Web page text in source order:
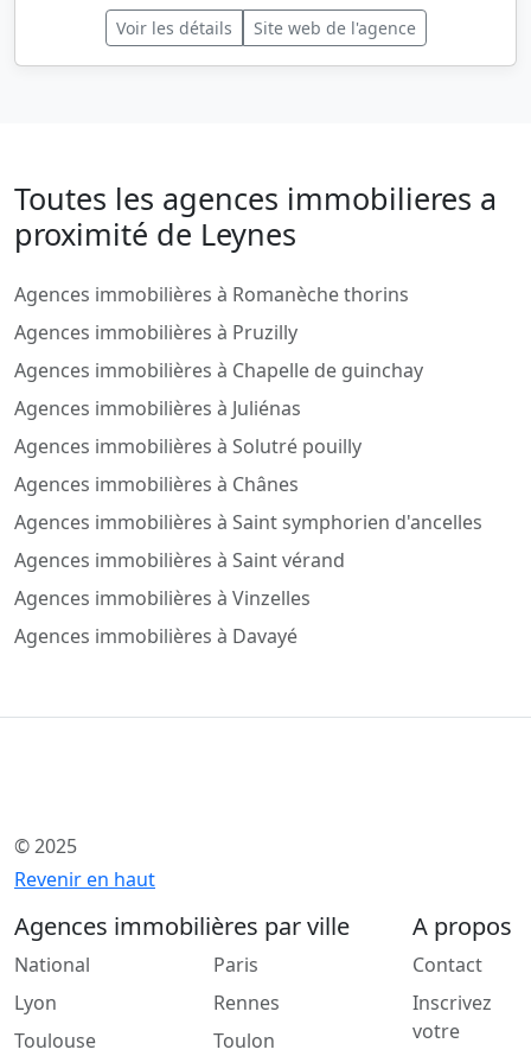
Voir les détails Site web de l'agence
Toutes les agences immobilieres a
proximité de Leynes
Agences immobilières à Romanèche thorins
Agences immobilières à Pruzilly
Agences immobilières à Chapelle de guinchay
Agences immobilières à Juliénas
Agences immobilières à Solutré pouilly
Agences immobilières à Chânes
Agences immobilières à Saint symphorien d'ancelles
Agences immobilières à Saint vérand
Agences immobilières à Vinzelles
Agences immobilières à Davayé
© 2025
Revenir en haut
Agences immobilières par ville
National
Lyon
Toulouse
Paris
Rennes
Toulon
A propos
Contact
Inscrivez
votre